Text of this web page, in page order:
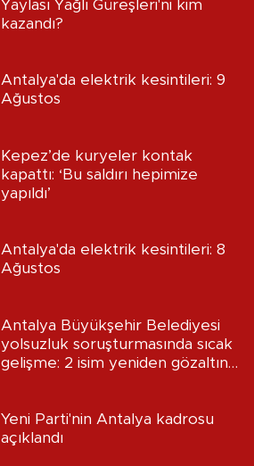
Yaylası Yağlı Güreşleri'ni kim
kazandı?
Antalya'da elektrik kesintileri: 9
Ağustos
Kepez’de kuryeler kontak
kapattı: ‘Bu saldırı hepimize
yapıldı’
Antalya'da elektrik kesintileri: 8
Ağustos
Antalya Büyükşehir Belediyesi
yolsuzluk soruşturmasında sıcak
gelişme: 2 isim yeniden gözaltına
Yeni Parti'nin Antalya kadrosu
açıklandı